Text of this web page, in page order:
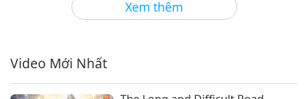
Xem thêm
5:08
Video Mới Nhất